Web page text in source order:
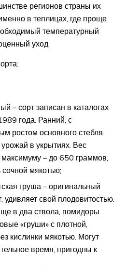
регионов страны их
в теплицах, где проще
температурный
уход.
– сорт записан в каталогах
года. Ранний, с
ростом основного стебля.
в укрытиях. Вес
– до 650 граммов,
мякотью;
груша – оригинальный
удивляет свой плодовитостью.
в два ствола, помидоры
«груши» с плотной,
кислинки мякотью. Могут
время, пригодны к